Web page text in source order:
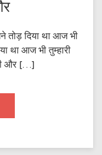
तोड़ दिया था आज भी
था आज भी तुम्हारी
और […]